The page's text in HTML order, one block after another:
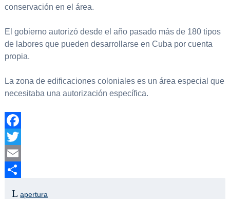
conservación en el área.
El gobierno autorizó desde el año pasado más de 180 tipos
de labores que pueden desarrollarse en Cuba por cuenta
propia.
La zona de edificaciones coloniales es un área especial que
necesitaba una autorización específica.
Facebook
Twitter
Email
apertura